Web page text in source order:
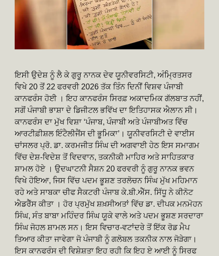
ਇਸੀ ਉਦੇਸ਼ ਨੂੰ ਲੈ ਕੇ ਗੁਰੂ ਨਾਨਕ ਦੇਵ ਯੂਨੀਵਰਸਿਟੀ, ਅੰਮ੍ਰਿਤਸਰ
ਵਿਖੇ 20 ਤੋਂ 22 ਫਰਵਰੀ 2026 ਤੱਕ ਤਿੰਨ ਦਿਨੀਂ ਵਿਸ਼ਵ ਪੰਜਾਬੀ
ਕਾਨਫਰੰਸ ਹੋਈ । ਇਹ ਕਾਨਫਰੰਸ ਸਿਰਫ਼ ਅਕਾਦਮਿਕ ਗੱਲਬਾਤ ਨਹੀਂ,
ਸਗੋਂ ਪੰਜਾਬੀ ਭਾਸ਼ਾ ਦੇ ਡਿਜੀਟਲ ਭਵਿੱਖ ਦਾ ਇਤਿਹਾਸਕ ਐਲਾਨ ਸੀ।
ਕਾਨਫਰੰਸ ਦਾ ਮੁੱਖ ਵਿਸ਼ਾ ‘ਪੰਜਾਬ, ਪੰਜਾਬੀ ਅਤੇ ਪੰਜਾਬੀਅਤ ਵਿੱਚ
ਆਰਟੀਫ਼ੀਸ਼ਲ ਇੰਟੈਲੀਜੈਂਸ ਦੀ ਭੂਮਿਕਾ’। ਯੂਨੀਵਰਸਿਟੀ ਦੇ ਵਾਈਸ
ਚਾਂਸਲਰ ਪ੍ਰੋ. ਡਾ. ਕਰਮਜੀਤ ਸਿੰਘ ਦੀ ਅਗਵਾਈ ਹੇਠ ਇਸ ਸਮਾਗਮ
ਵਿੱਚ ਦੇਸ਼-ਵਿਦੇਸ਼ ਤੋਂ ਵਿਦਵਾਨ, ਤਕਨੀਕੀ ਮਾਹਿਰ ਅਤੇ ਸਾਹਿਤਕਾਰ
ਸ਼ਾਮਲ ਹੋਏ । ਉਦਘਾਟਨੀ ਸੈਸ਼ਨ 20 ਫਰਵਰੀ ਨੂੰ ਗੁਰੂ ਨਾਨਕ ਭਵਨ
ਵਿਖੇ ਹੋਇਆ, ਜਿਸ ਵਿੱਚ ਪਦਮ ਭੂਸ਼ਣ ਤਰਲੋਚਨ ਸਿੰਘ ਮੁੱਖ ਮਹਿਮਾਨ
ਰਹੇ ਅਤੇ ਸਾਬਕਾ ਚੀਫ ਸੈਕਟਰੀ ਪੰਜਾਬ ਕੇ.ਬੀ.ਐੱਸ. ਸਿੱਧੂ ਨੇ ਕੀਨੋਟ
ਐਡਰੈੱਸ ਕੀਤਾ । ਹੋਰ ਪ੍ਰਮੁੱਖ ਸ਼ਖ਼ਸੀਅਤਾਂ ਵਿੱਚ ਡਾ. ਦੀਪਕ ਮਨਮੋਹਨ
ਸਿੰਘ, ਸੰਤ ਬਾਬਾ ਮਹਿੰਦਰ ਸਿੰਘ ਯੂਕੇ ਵਾਲੇ ਅਤੇ ਪਦਮ ਭੂਸ਼ਣ ਸਰਦਾਰਾ
ਸਿੰਘ ਜੋਹਲ ਸ਼ਾਮਲ ਸਨ। ਇਸ ਵਿਚਾਰ-ਵਟਾਂਦਰੇ ਤੋਂ ਇੱਕ ਰੋਡ ਮੈਪ
ਤਿਆਰ ਕੀਤਾ ਜਾਵੇਗਾ ਜੋ ਪੰਜਾਬੀ ਨੂੰ ਗਲੋਬਲ ਤਕਨੀਕ ਨਾਲ ਜੋੜੇਗਾ।
ਇਸ ਕਾਨਫਰੰਸ ਦੀ ਵਿਸ਼ੇਸ਼ਤਾ ਇਹ ਰਹੀ ਕਿ ਇਹ ਏ ਆਈ ਨੂੰ ਸਿਰਫ